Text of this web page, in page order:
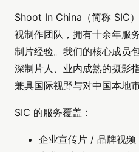
Shoot In China（简称 SIC
视制作团队，拥有十余年服
制片经验。我们的核心成员
深制片人、业内成熟的摄影
兼具国际视野与对中国本地
SIC 的服务覆盖：
企业宣传片 / 品牌视频